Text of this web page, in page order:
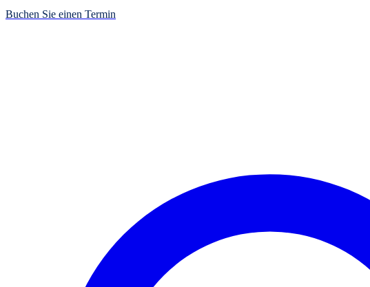
Buchen Sie einen Termin